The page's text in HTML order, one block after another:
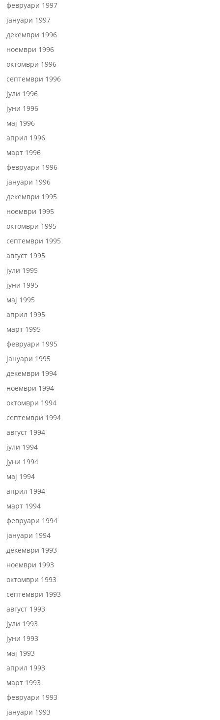
февруари 1997
јануари 1997
декември 1996
ноември 1996
октомври 1996
септември 1996
јули 1996
јуни 1996
мај 1996
април 1996
март 1996
февруари 1996
јануари 1996
декември 1995
ноември 1995
октомври 1995
септември 1995
август 1995
јули 1995
јуни 1995
мај 1995
април 1995
март 1995
февруари 1995
јануари 1995
декември 1994
ноември 1994
октомври 1994
септември 1994
август 1994
јули 1994
јуни 1994
мај 1994
април 1994
март 1994
февруари 1994
јануари 1994
декември 1993
ноември 1993
октомври 1993
септември 1993
август 1993
јули 1993
јуни 1993
мај 1993
април 1993
март 1993
февруари 1993
јануари 1993